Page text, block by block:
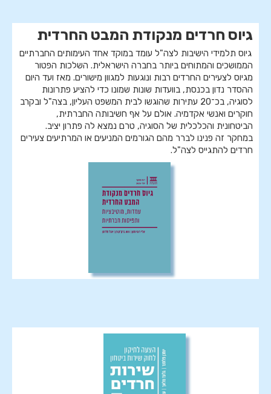
גיוס חרדים מנקודת המבט החרדית
גיוס תלמידי הישיבות לצה"ל עומד במוקד אחד העימותים החברתיים
הממושכים והמתוחים ביותר בחברה הישראלית. השלכות הפטור
מגיוס לצעירים החרדים רבות ונוגעות למגוון מישורים. מאז ועד היום
ההסדר נדון בכנסת, בוועדות שונות שמונו כדי להציע פתרונות
לסוגיה, בכ־20 עתירות שהוגשו לבית המשפט העליון, בצה"ל ובקרב
חוקרים ואנשי אקדמיה. אולם על אף חשיבותה החברתית,
הביטחונית והכלכלית של הסוגיה, טרם נמצא לה פתרון יציב.
במחקר זה פנינו לברר מהם הגורמים המניעים או המרתיעים צעירים
חרדים להתגייס לצה"ל.